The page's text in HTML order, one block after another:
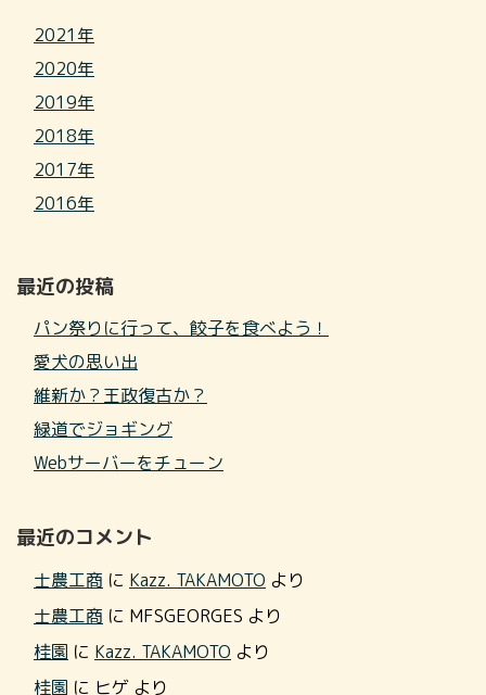
2021年
2020年
2019年
2018年
2017年
2016年
最近の投稿
パン祭りに行って、餃子を食べよう！
愛犬の思い出
維新か？王政復古か？
緑道でジョギング
Webサーバーをチューン
最近のコメント
士農工商 に Kazz. TAKAMOTO より
士農工商 に MFSGEORGES より
桂園 に Kazz. TAKAMOTO より
桂園 に ヒゲ より